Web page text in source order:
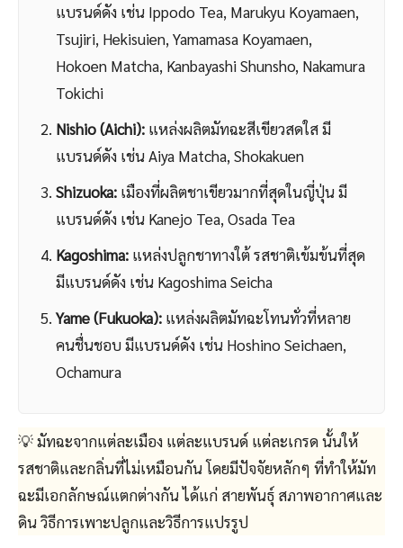
แบรนด์ดัง เช่น Ippodo Tea, Marukyu Koyamaen,
Tsujiri, Hekisuien, Yamamasa Koyamaen,
Hokoen Matcha, Kanbayashi Shunsho, Nakamura
Tokichi
Nishio (Aichi): แหล่งผลิตมัทฉะสีเขียวสดใส มี
แบรนด์ดัง เช่น Aiya Matcha, Shokakuen
Shizuoka: เมืองที่ผลิตชาเขียวมากที่สุดในญี่ปุ่น มี
แบรนด์ดัง เช่น Kanejo Tea, Osada Tea
Kagoshima: แหล่งปลูกชาทางใต้ รสชาติเข้มข้นที่สุด
มีแบรนด์ดัง เช่น Kagoshima Seicha
Yame (Fukuoka): แหล่งผลิตมัทฉะโทนทั่วที่หลาย
คนชื่นชอบ มีแบรนด์ดัง เช่น Hoshino Seichaen,
Ochamura
💡 มัทฉะจากแต่ละเมือง แต่ละแบรนด์ แต่ละเกรด นั้นให้
รสชาติและกลิ่นที่ไม่เหมือนกัน โดยมีปัจจัยหลักๆ ที่ทำให้มัท
ฉะมีเอกลักษณ์แตกต่างกัน ได้แก่ สายพันธุ์ สภาพอากาศและ
ดิน วิธีการเพาะปลูกและวิธีการแปรรูป